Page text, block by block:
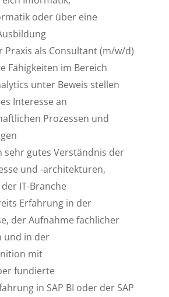
oder über eine
Praxis als Consultant (m/w/d)
Fähigkeiten im Bereich
unter Beweis stellen
Interesse an
Prozessen und
sehr gutes Verständnis der
und -architekturen,
IT-Branche
Erfahrung in der
der Aufnahme fachlicher
und in der
mit
fundierte
in SAP BI oder der SAP